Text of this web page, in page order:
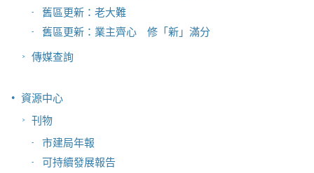
舊區更新：老大難
舊區更新：業主齊心 修「新」滿分
傳媒查詢
資源中心
刊物
市建局年報
可持續發展報告